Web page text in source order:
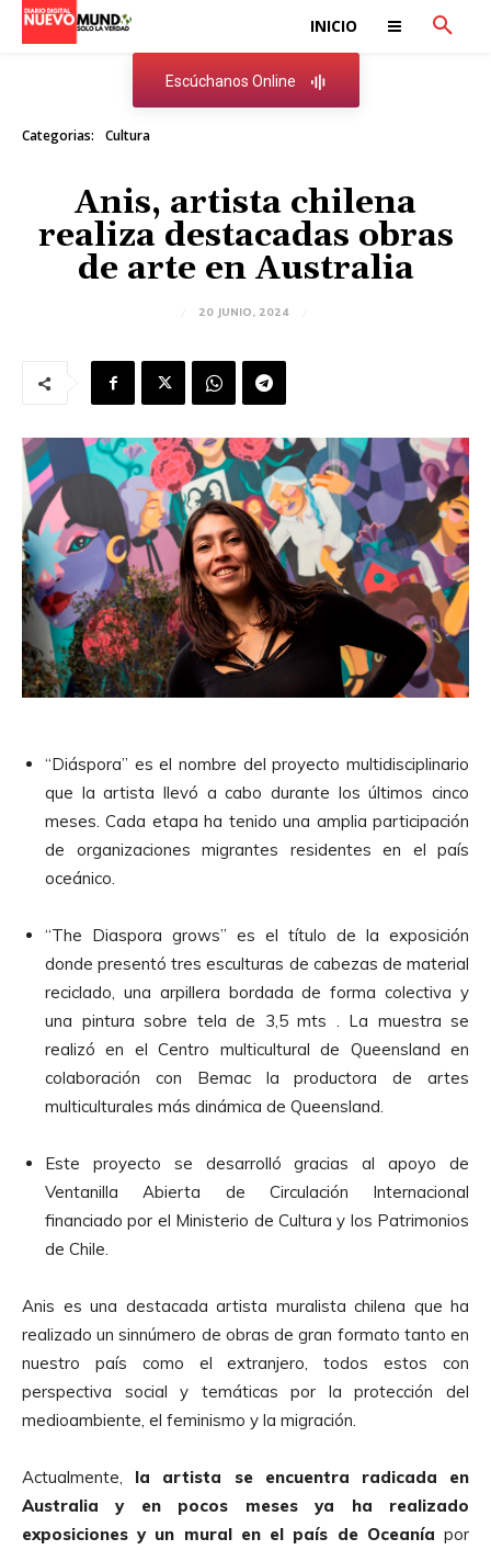
INICIO
Escúchanos Online
Categorias: Cultura
Anis, artista chilena
realiza destacadas obras
de arte en Australia
20 JUNIO, 2024
“Diáspora” es el nombre del proyecto multidisciplinario
que la artista llevó a cabo durante los últimos cinco
meses. Cada etapa ha tenido una amplia participación
de organizaciones migrantes residentes en el país
oceánico.
“The Diaspora grows” es el título de la exposición
donde presentó tres esculturas de cabezas de material
reciclado, una arpillera bordada de forma colectiva y
una pintura sobre tela de 3,5 mts . La muestra se
realizó en el Centro multicultural de Queensland en
colaboración con Bemac la productora de artes
multiculturales más dinámica de Queensland.
Este proyecto se desarrolló gracias al apoyo de
Ventanilla Abierta de Circulación Internacional
financiado por el Ministerio de Cultura y los Patrimonios
de Chile.
Anis es una destacada artista muralista chilena que ha
realizado un sinnúmero de obras de gran formato tanto en
nuestro país como el extranjero, todos estos con
perspectiva social y temáticas por la protección del
medioambiente, el feminismo y la migración.
Actualmente,
la artista se encuentra radicada en
Australia y en pocos meses ya ha realizado
exposiciones y un mural en el país de Oceanía por